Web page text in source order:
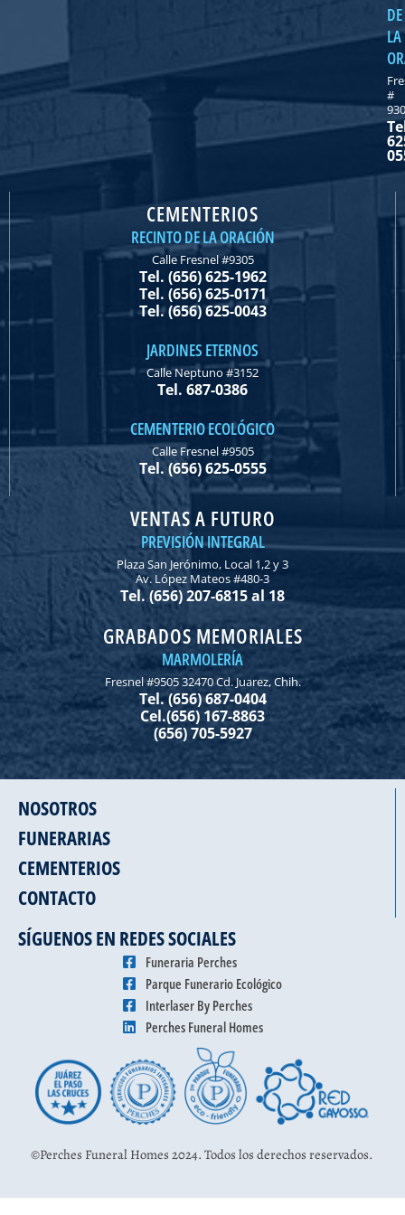
DE
LA
#
CEMENTERIOS
RECINTO DE LA ORACIÓN
Calle Fresnel #9305
Tel. (656) 625-1962
Tel. (656) 625-0171
Tel. (656) 625-0043
JARDINES ETERNOS
Calle Neptuno #3152
Tel. 687-0386
CEMENTERIO ECOLÓGICO
Calle Fresnel #9505
Tel. (656) 625-0555
VENTAS A FUTURO
PREVISIÓN INTEGRAL
Plaza San Jerónimo, Local 1,2 y 3
Av. López Mateos #480-3
Tel. (656) 207-6815 al 18
GRABADOS MEMORIALES
MARMOLERÍA
Fresnel #9505 32470 Cd. Juarez, Chih.
Tel. (656) 687-0404
Cel.(656) 167-8863
(656) 705-5927
NOSOTROS
FUNERARIAS
CEMENTERIOS
CONTACTO
SÍGUENOS EN REDES SOCIALES
Funeraria Perches
Parque Funerario Ecológico
Interlaser By Perches
Perches Funeral Homes
©Perches Funeral Homes 2024. Todos los derechos reservados.